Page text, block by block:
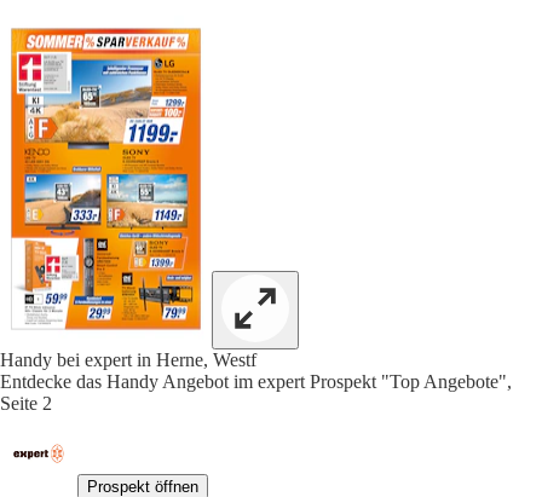
Handy bei expert in Herne, Westf
Entdecke das Handy Angebot im expert Prospekt "Top Angebote",
Seite 2
Prospekt öffnen